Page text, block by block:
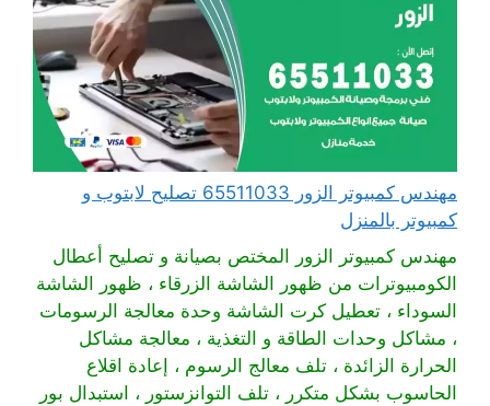
مهندس كمبيوتر الزور 65511033 تصليح لابتوب و
كمبيوتر بالمنزل
مهندس كمبيوتر الزور المختص بصيانة و تصليح أعطال
الكومبيوترات من ظهور الشاشة الزرقاء ، ظهور الشاشة
السوداء ، تعطيل كرت الشاشة وحدة معالجة الرسومات
، مشاكل وحدات الطاقة و التغذية ، معالجة مشاكل
الحرارة الزائدة ، تلف معالج الرسوم ، إعادة اقلاع
الحاسوب بشكل متكرر ، تلف التوانزستور ، استبدال بور